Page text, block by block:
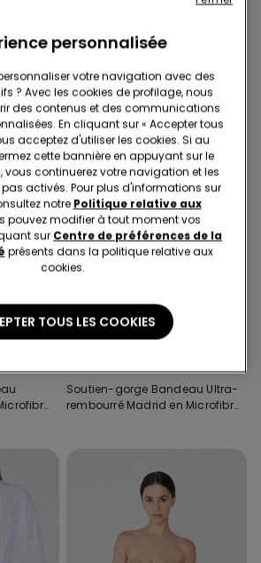
AutoFixants
Microfibre recyclée
5 Couleurs
Soutien-gorge Bandeau Ultra-
rembourré Madrid en Microfibre
personnalisée
votre navigation avec des
? Avec les cookies de profilage, nous
des contenus et des communications
En cliquant sur « Accepter tous
acceptez d'utiliser les cookies. Si au
cette bannière en appuyant sur le
vous continuerez votre navigation et les
activés. Pour plus d'informations sur
notre Politique relative aux
pouvez modifier à tout moment vos
sur Centre de préférences de la
présents dans la politique relative aux
cookies.
TOUS LES COOKIES